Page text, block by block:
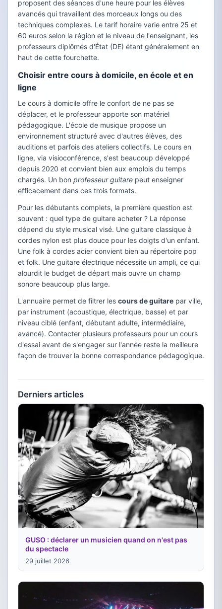
proposent des séances d'une heure pour les élèves
avancés qui travaillent des morceaux longs ou des
techniques complexes. Le tarif horaire varie entre 25 et
60 euros selon la région et le niveau de l'enseignant, les
professeurs diplômés d'État (DE) étant généralement en
haut de cette fourchette.
Choisir entre cours à domicile, en école et en
ligne
Le cours à domicile offre le confort de ne pas se
déplacer, et le professeur apporte son matériel
pédagogique. L'école de musique propose un
environnement structuré avec d'autres élèves, des
auditions et parfois des ateliers collectifs. Le cours en
ligne, via visioconférence, s'est beaucoup développé
depuis 2020 et convient bien aux emplois du temps
chargés. Un bon professeur guitare peut enseigner
efficacement dans ces trois formats.
Pour les débutants complets, la première question est
souvent : quel type de guitare acheter ? La réponse
dépend du style musical visé. Une guitare classique à
cordes nylon est plus douce pour les doigts d'un enfant.
Une folk à cordes acier convient bien au répertoire pop
et folk. Une guitare électrique nécessite un ampli, ce qui
alourdit le budget de départ mais ouvre un champ
sonore beaucoup plus large.
L'annuaire permet de filtrer les cours de guitare par ville,
par instrument (acoustique, électrique, basse) et par
niveau ciblé (enfant, débutant adulte, intermédiaire,
avancé). Contacter plusieurs professeurs pour un cours
d'essai avant de s'engager sur l'année reste la meilleure
façon de trouver la bonne correspondance pédagogique.
Derniers articles
GUSO : déclarer un musicien quand on n'est pas
du spectacle
29 juillet 2026